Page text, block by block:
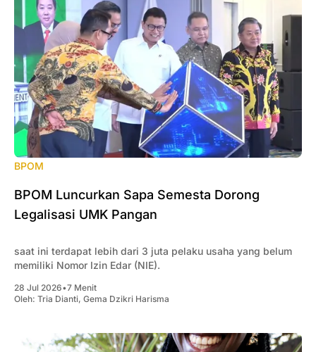
BPOM
BPOM Luncurkan Sapa Semesta Dorong
Legalisasi UMK Pangan
saat ini terdapat lebih dari 3 juta pelaku usaha yang belum
memiliki Nomor Izin Edar (NIE).
28 Jul 2026•7 Menit
Oleh: Tria Dianti, Gema Dzikri Harisma